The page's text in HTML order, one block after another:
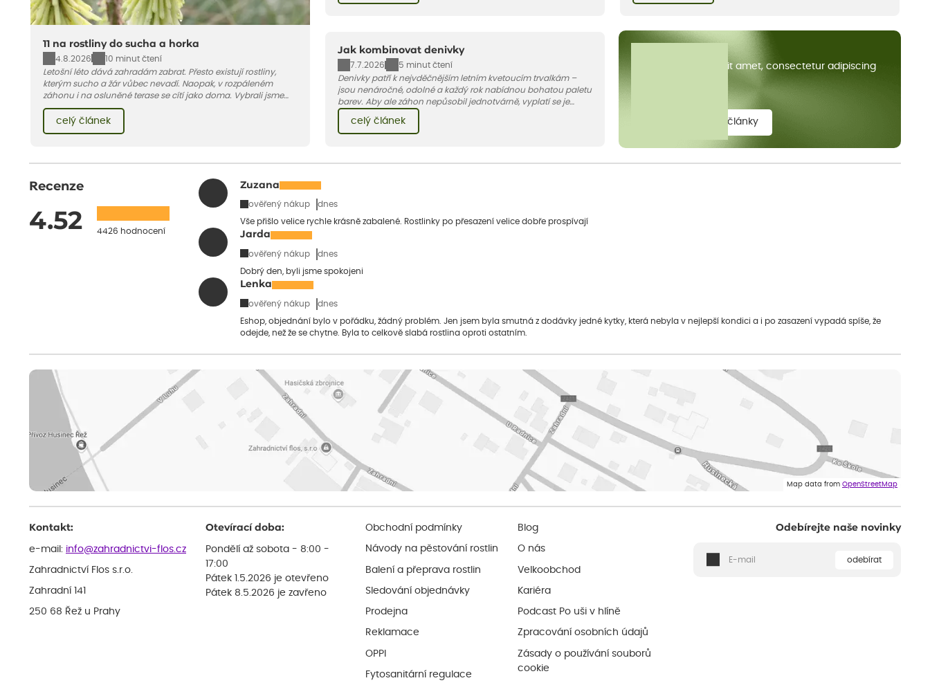
11 na rostliny do sucha a horka
4.8.2026
10 minut čtení
Letošní léto dává zahradám zabrat. Přesto existují rostliny,
kterým sucho a žár vůbec nevadí. Naopak, v rozpáleném
záhonu i na osluněné terase se cítí jako doma. Vybrali jsme
pro vás 11 tipů na odolné druhy, které zvládnou horké a suché
léto bez pravidelné zálivky. Pojďme se podívat, které to jsou.
celý článek
Jak kombinovat denivky
7.7.2026
5 minut čtení
Denivky patří k nejvděčnějším letním kvetoucím trvalkám –
jsou nenáročné, odolné a každý rok nabídnou bohatou paletu
barev. Aby ale záhon nepůsobil jednotvárně, vyplatí se je
jakými trvalkami a travinami denivky nejlépe ladí.
celý článek
Lorem ipsum dolor sit amet, consectetur adipiscing
zobrazit všechny články
Recenze
4.52 4426 hodnocení
Zuzana
ověřený nákup dnes
Vše přišlo velice rychle krásně zabalené. Rostlinky po přesazení velice dobře prospívají
Jarda
ověřený nákup dnes
Dobrý den, byli jsme spokojeni
Lenka
ověřený nákup dnes
Eshop, objednání bylo v pořádku, žádný problém. Jen jsem byla smutná z dodávky jedné kytky, která nebyla v nejlepší kondici a i po zasazení vypadá spíše, že
odejde, než že se chytne. Byla to celkově slabá rostlina oproti ostatním.
Map data from OpenStreetMap
Kontakt:
e-mail: info@zahradnictvi-flos.cz
Zahradnictví Flos s.r.o.
Zahradní 141
250 68 Řež u Prahy
Otevírací doba:
Pondělí až sobota - 8:00 -
17:00
Pátek 1.5.2026 je otevřeno
Pátek 8.5.2026 je zavřeno
Obchodní podmínky
Návody na pěstování rostlin
Balení a přeprava rostlin
Sledování objednávky
Prodejna
Reklamace
OPPI
Fytosanitární regulace
Blog
O nás
Velkoobchod
Kariéra
Podcast Po uši v hlíně
Zpracování osobních údajů
Zásady o používání souborů
cookie
Odebírejte naše novinky
odebírat